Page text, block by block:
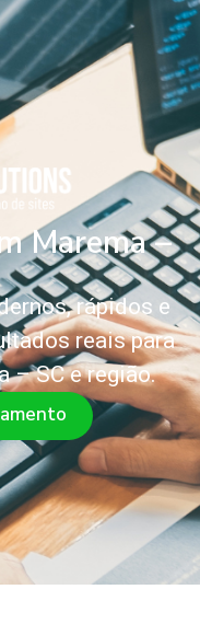
Marema –
rápidos e
reais para
– SC e região.